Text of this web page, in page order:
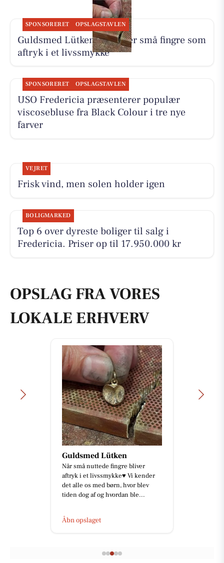
SPONSORERET OPSLAGSTAVLEN
Guldsmed Lütken foreviger små fingre som
aftryk i et livssmykke
SPONSORERET OPSLAGSTAVLEN
USO Fredericia præsenterer populær
viscosebluse fra Black Colour i tre nye
farver
VEJRET
Frisk vind, men solen holder igen
BOLIGMARKED
Top 6 over dyreste boliger til salg i
Fredericia. Priser op til 17.950.000 kr
OPSLAG FRA VORES
LOKALE ERHVERV
Guldsmed Lütken
Når små nuttede fingre bliver
aftryk i et livssmykke♥️ Vi kender
det alle os med børn, hvor blev
tiden dog af og hvordan ble...
Åbn opslaget